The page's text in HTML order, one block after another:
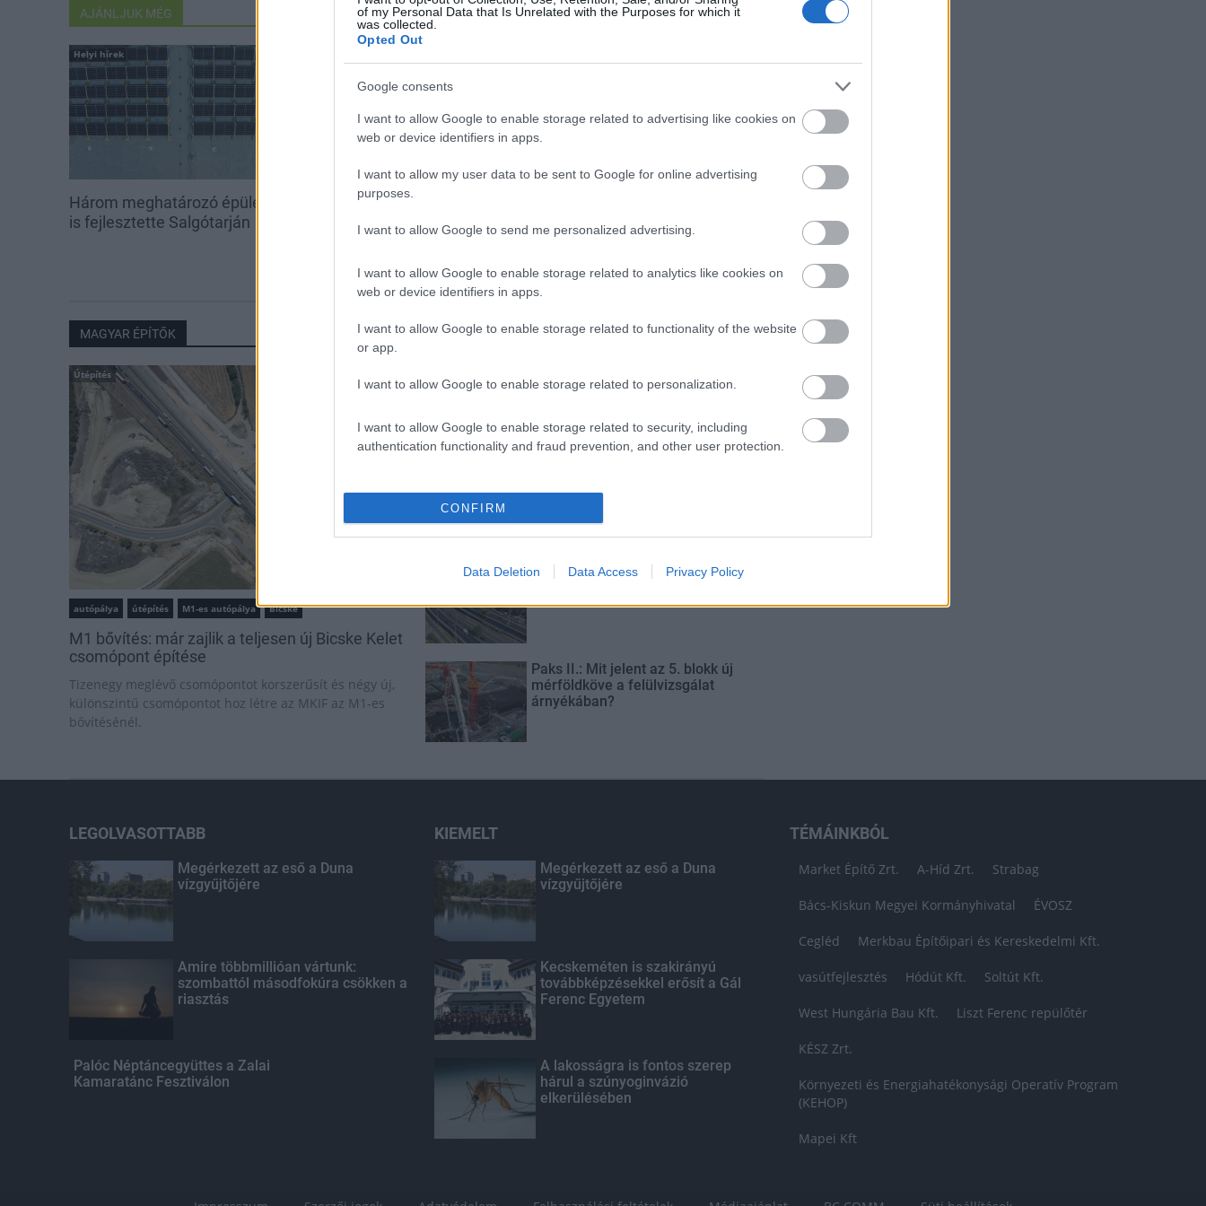
of my Personal Data that Is Unrelated with the Purposes for which it
was collected.
Opted Out
Google consents
I want to allow Google to enable storage related to advertising like cookies on
web or device identifiers in apps.
I want to allow my user data to be sent to Google for online advertising
purposes.
I want to allow Google to send me personalized advertising.
I want to allow Google to enable storage related to analytics like cookies on
web or device identifiers in apps.
I want to allow Google to enable storage related to functionality of the website
or app.
I want to allow Google to enable storage related to personalization.
I want to allow Google to enable storage related to security, including
authentication functionality and fraud prevention, and other user protection.
CONFIRM
Data Deletion Data Access Privacy Policy
AJÁNLJUK MÉG
Helyi hírek
Három meghatározó épületét
is fejlesztette Salgótarján
Salgótarjánban lép fel a
Budapest Bár
buszos elérhetősége
MAGYAR ÉPÍTŐK
Útépítés
autópálya útépítés M1-es autópálya Bicske
M1 bővítés: már zajlik a teljesen új Bicske Kelet
csomópont építése
Tizenegy meglévő csomópontot korszerűsít és négy új,
különszintű csomópontot hoz létre az MKIF az M1-es
bővítésénél.
csomópont épül Angyalföldön
Látványos építési szakasz indult
Paks II.: Mit jelent az 5. blokk új
mérföldköve a felülvizsgálat
árnyékában?
LEGOLVASOTTABB
Megérkezett az eső a Duna
vízgyűjtőjére
Amire többmillióan vártunk:
szombattól másodfokúra csökken a
riasztás
Palóc Néptáncegyüttes a Zalai
Kamaratánc Fesztiválon
KIEMELT
Megérkezett az eső a Duna
vízgyűjtőjére
Kecskeméten is szakirányú
továbbképzésekkel erősít a Gál
Ferenc Egyetem
A lakosságra is fontos szerep
hárul a szúnyoginvázió
elkerülésében
TÉMÁINKBÓL
Market Építő Zrt. A-Híd Zrt. Strabag
Bács-Kiskun Megyei Kormányhivatal ÉVOSZ
Cegléd Merkbau Építőipari és Kereskedelmi Kft.
vasútfejlesztés Hódút Kft. Soltút Kft.
West Hungária Bau Kft. Liszt Ferenc repülőtér
KÉSZ Zrt.
Környezeti és Energiahatékonysági Operatív Program
(KEHOP)
Mapei Kft